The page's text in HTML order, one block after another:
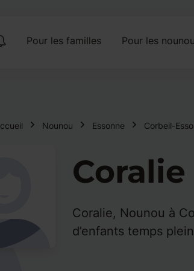
Pour les familles Pour les
Nounou Essonne Corbeil-
Coralie
Coralie, Nounou à
d’enfants temps